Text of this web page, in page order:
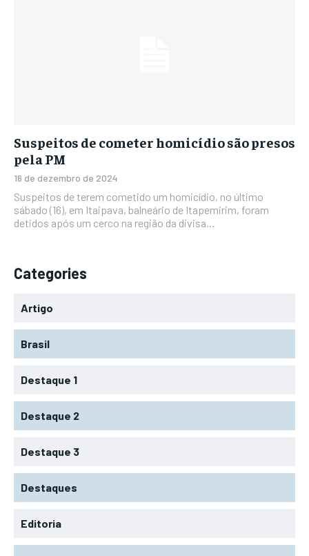
Suspeitos de cometer homicídio são presos
pela PM
16 de dezembro de 2024
Suspeitos de terem cometido um homicídio, no último
sábado (16), em Itaipava, balneário de Itapemirim, foram
detidos após um cerco na região da divisa...
Categories
Artigo
Brasil
Destaque 1
Destaque 2
Destaque 3
Destaques
Editoria